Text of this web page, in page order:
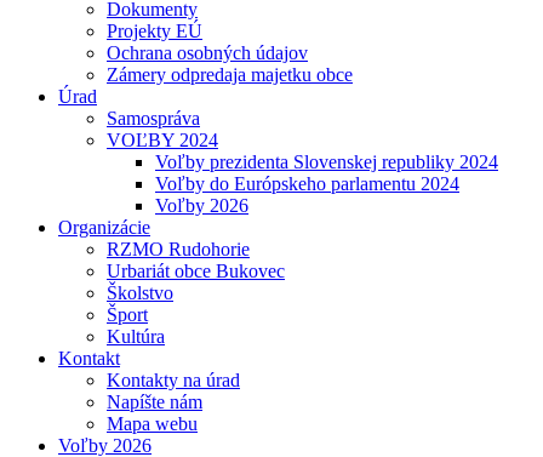
Dokumenty
Projekty EÚ
Ochrana osobných údajov
Zámery odpredaja majetku obce
Úrad
Samospráva
VOĽBY 2024
Voľby prezidenta Slovenskej republiky 2024
Voľby do Európskeho parlamentu 2024
Voľby 2026
Organizácie
RZMO Rudohorie
Urbariát obce Bukovec
Školstvo
Šport
Kultúra
Kontakt
Kontakty na úrad
Napíšte nám
Mapa webu
Voľby 2026